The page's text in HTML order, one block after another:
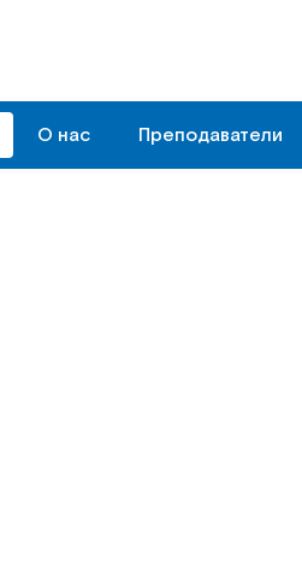
О нас Преподаватели